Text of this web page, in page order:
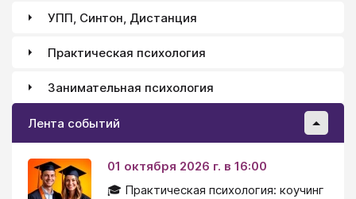
УПП, Синтон, Дистанция
Практическая психология
Занимательная психология
Лента событий
01 октября 2026 г. в 16:00
🎓 Практическая психология: коучинг